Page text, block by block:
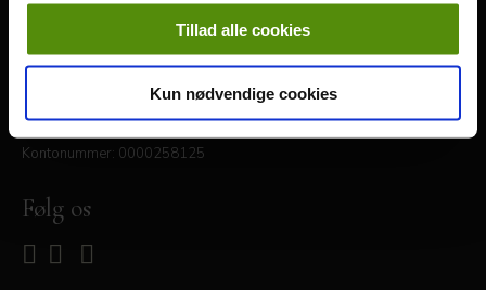
Tillad alle cookies
Kun nødvendige cookies
info@smorumgolf.dk
CVR: 33328990
Arbejdernes Landsbank
Kontonummer: 0000258125
Følg os